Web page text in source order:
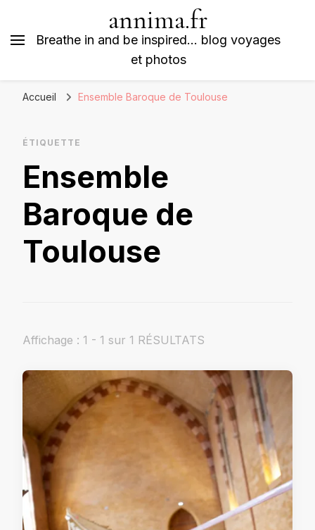
annima.fr
Breathe in and be inspired… blog voyages
et photos
Accueil Ensemble Baroque de Toulouse
ÉTIQUETTE
Ensemble
Baroque de
Toulouse
Affichage : 1 - 1 sur 1 RÉSULTATS